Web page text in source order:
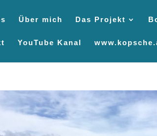
Über mich Das Projekt
YouTube Kanal